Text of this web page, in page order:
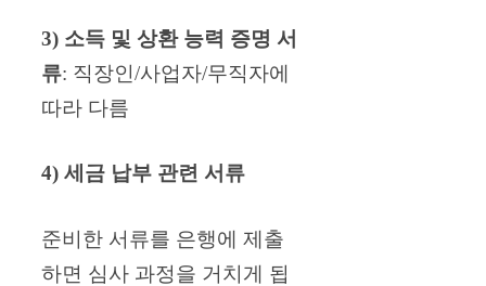
3) 소득 및 상환 능력 증명 서
류: 직장인/사업자/무직자에
따라 다름
4) 세금 납부 관련 서류
준비한 서류를 은행에 제출
하면 심사 과정을 거치게 됩